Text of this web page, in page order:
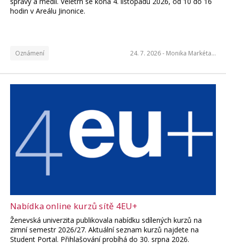
hodin v Areálu Jinonice.
Oznámení 24. 7. 2026 - Monika Markéta…
Nabídka online kurzů sítě 4EU+
Ženevská univerzita publikovala nabídku sdílených kurzů na
zimní semestr 2026/27. Aktuální seznam kurzů najdete na
Student Portal. Přihlašování probíhá do 30. srpna 2026.